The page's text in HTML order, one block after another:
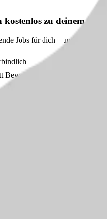
zu deinem
Jobs für dich – und melden
Bewerbungsstress
dich
Pflege daheim - Ambulanter
im Bereich der
und Umgebung entwickelt.
30 engagierten
einander mit viel Herz
täglich für das Wohl unserer